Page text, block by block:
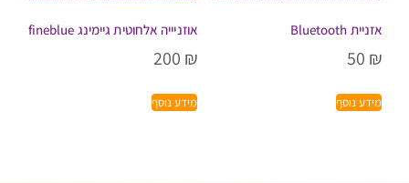
אזניית Bluetooth
50 ₪
מידע נוסף
אוזניייה אלחוטית גיימינג fineblue
200 ₪
מידע נוסף